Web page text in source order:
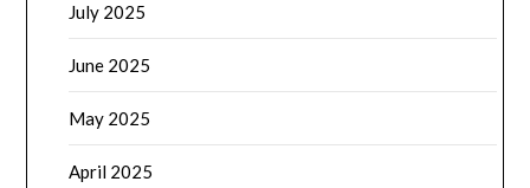
July 2025
June 2025
May 2025
April 2025